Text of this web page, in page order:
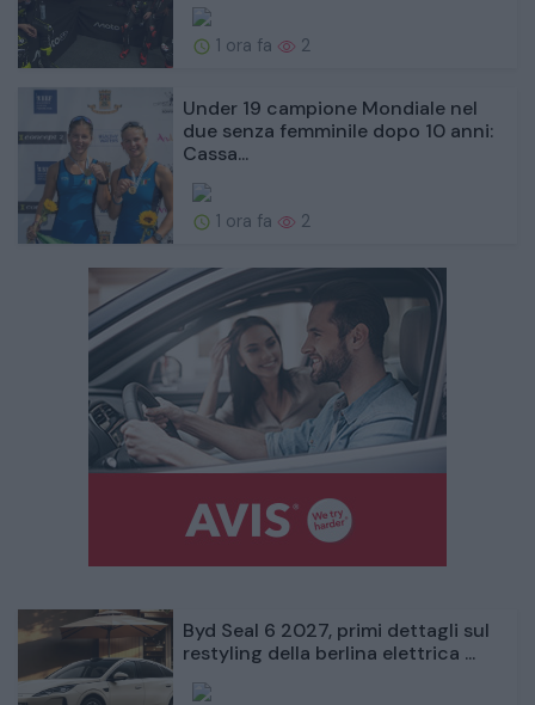
1 ora fa 2
Under 19 campione Mondiale nel
due senza femminile dopo 10 anni:
Cassa...
1 ora fa 2
Byd Seal 6 2027, primi dettagli sul
restyling della berlina elettrica ...